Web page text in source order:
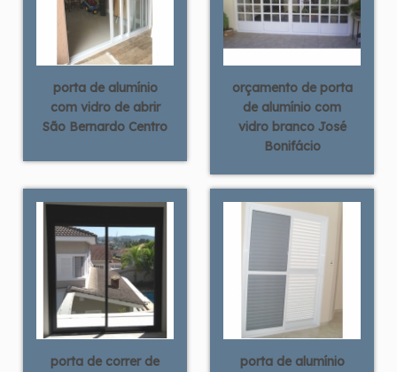
porta de alumínio
com vidro de abrir
São Bernardo Centro
orçamento de porta
de alumínio com
vidro branco José
Bonifácio
porta de correr de
porta de alumínio